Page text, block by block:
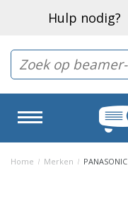
Hulp nodig?
Home / Merken / PANASONIC